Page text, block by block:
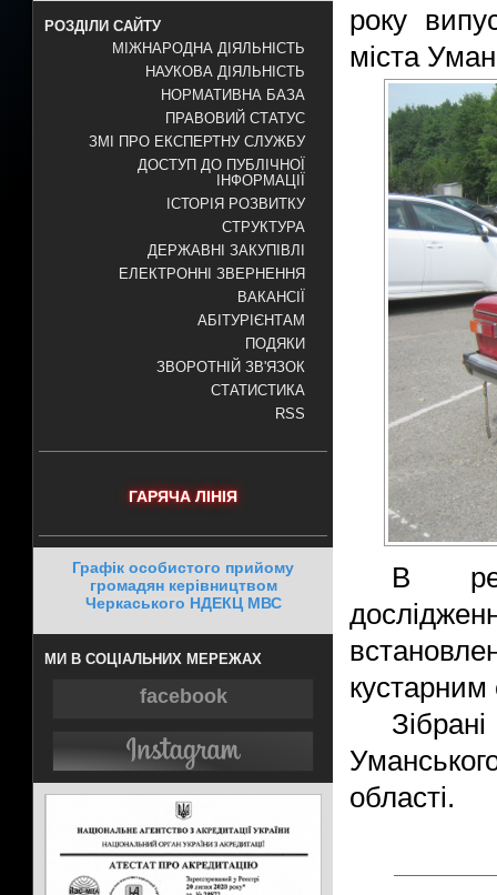
РОЗДІЛИ САЙТУ
МІЖНАРОДНА ДІЯЛЬНІСТЬ
НАУКОВА ДІЯЛЬНІСТЬ
НОРМАТИВНА БАЗА
ПРАВОВИЙ СТАТУС
ЗМІ ПРО ЕКСПЕРТНУ СЛУЖБУ
ДОСТУП ДО ПУБЛІЧНОЇ
ІНФОРМАЦІЇ
ІСТОРІЯ РОЗВИТКУ
СТРУКТУРА
ДЕРЖАВНІ ЗАКУПІВЛІ
ЕЛЕКТРОННІ ЗВЕРНЕННЯ
ВАКАНСІЇ
АБІТУРІЄНТАМ
ПОДЯКИ
ЗВОРОТНІЙ ЗВ'ЯЗОК
СТАТИСТИКА
RSS
ГАРЯЧА ЛІНІЯ
Графік особистого прийому
громадян керівництвом
Черкаського НДЕКЦ МВС
МИ В СОЦІАЛЬНИХ МЕРЕЖАХ
facebook
року
міста
В
кустарним
області.